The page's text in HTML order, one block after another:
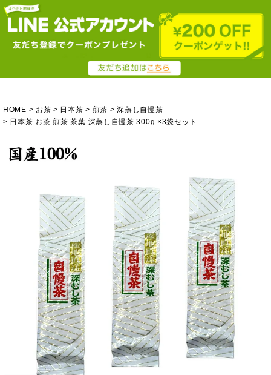
HOME お茶 日本茶 煎茶
深蒸し自慢茶
日本茶 お茶 煎茶 茶葉 深蒸し自慢茶 300g ×3袋セット